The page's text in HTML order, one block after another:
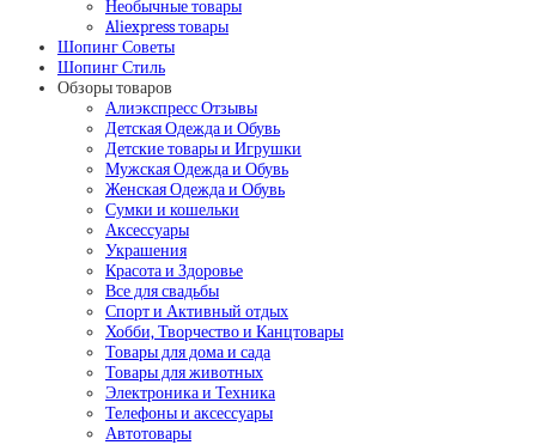
Необычные товары
Aliexpress товары
Шопинг Советы
Шопинг Стиль
Обзоры товаров
Алиэкспресс Отзывы
Детская Одежда и Обувь
Детские товары и Игрушки
Мужская Одежда и Обувь
Женская Одежда и Обувь
Сумки и кошельки
Аксессуары
Украшения
Красота и Здоровье
Все для свадьбы
Спорт и Активный отдых
Хобби, Творчество и Канцтовары
Товары для дома и сада
Товары для животных
Электроника и Техника
Телефоны и аксессуары
Автотовары